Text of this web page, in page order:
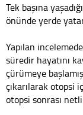
Tek başına
önünde yerde
Yapılan
süredir hayatını
çürümeye
çıkarılarak otopsi
otopsi sonrası